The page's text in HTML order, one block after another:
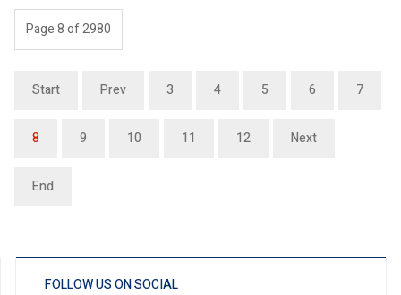
Page 8 of 2980
Start Prev 3 4 5 6 7
8 9 10 11 12 Next
End
FOLLOW US ON SOCIAL